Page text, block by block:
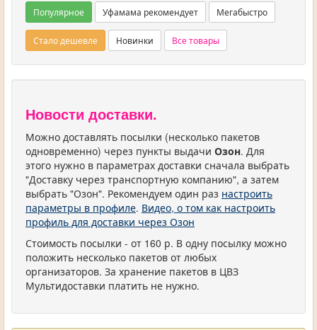
Популярное Уфамама рекомендует Мегабыстро
Стало дешевле Новинки Все товары
Новости доставки.
Можно доставлять посылки (несколько пакетов
одновременно) через пункты выдачи Озон. Для
этого нужно в параметрах доставки сначала выбрать
"Доставку через транспортную компанию", а затем
выбрать "Озон". Рекомендуем один раз настроить
параметры в профиле. Видео, о том как настроить
профиль для доставки через Озон
Стоимость посылки - от 160 р. В одну посылку можно
положить несколько пакетов от любых
организаторов. За хранение пакетов в ЦВЗ
Мультидоставки платить не нужно.